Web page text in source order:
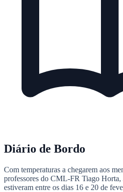
Diário de Bordo
Com temperaturas a chegarem aos
professores do CML-FR Tiago
estiveram entre os dias 16 e 20 de